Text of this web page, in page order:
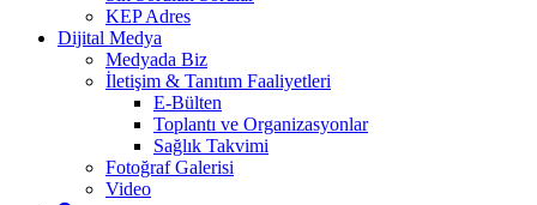
KEP Adres
Dijital Medya
Medyada Biz
İletişim & Tanıtım Faaliyetleri
E-Bülten
Toplantı ve Organizasyonlar
Sağlık Takvimi
Fotoğraf Galerisi
Video